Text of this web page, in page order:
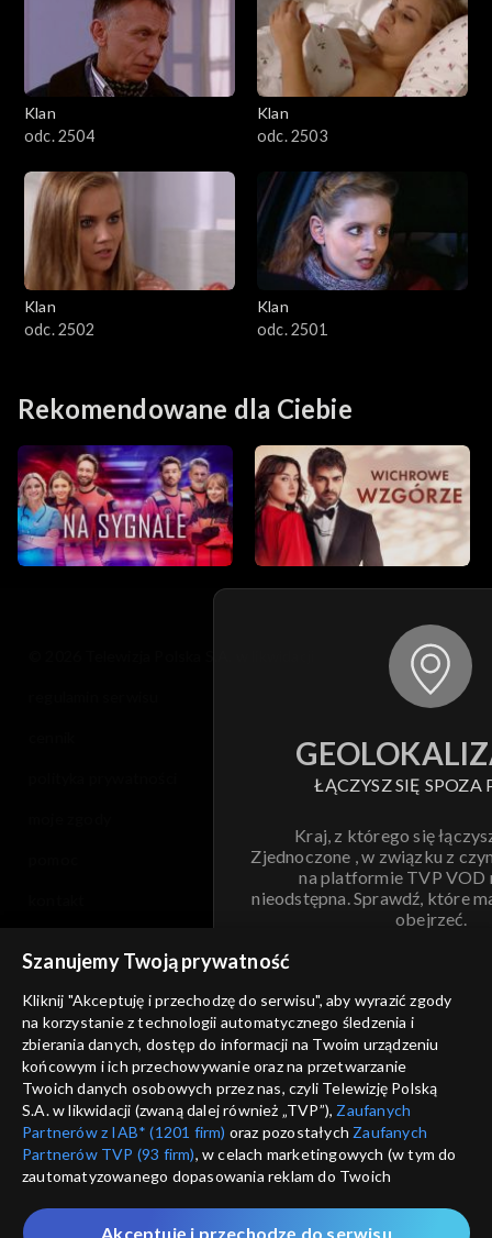
Klan
odc. 2504
Klan
odc. 2503
Klan
odc. 2502
Klan
odc. 2501
Rekomendowane dla Ciebie
ŁĄCZYSZ SIĘ SPOZA
Kraj, z którego się
Zjednoczone , w związku z
na platformie TVP VOD
nieodstępna. Sprawdź, które
obejrzeć.
ANULUJ
informacje o dostawcy usług
Szanujemy Twoją prywatność
Kliknij "Akceptuję i przechodzę do serwisu", aby wyrazić zgody
na korzystanie z technologii automatycznego śledzenia i
zbierania danych, dostęp do informacji na Twoim urządzeniu
końcowym i ich przechowywanie oraz na przetwarzanie
Twoich danych osobowych przez nas, czyli Telewizję Polską
S.A. w likwidacji (zwaną dalej również „TVP”), Zaufanych
Partnerów z IAB* (1201 firm) oraz pozostałych Zaufanych
Partnerów TVP (93 firm), w celach marketingowych (w tym do
zautomatyzowanego dopasowania reklam do Twoich
które wskazujemy poniżej, a także zgody na udostępnianie
Akceptuję i przechodzę do serwisu